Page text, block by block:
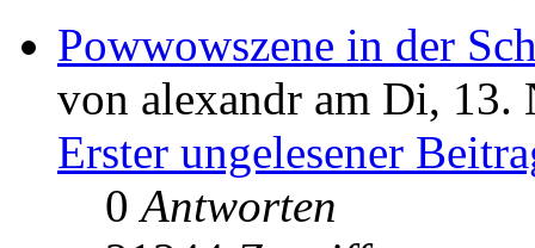
Powwowszene in der
von alexandr am Di, 13.
Erster ungelesener
0Antworten